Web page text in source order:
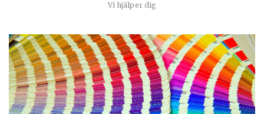
Vi hjälper dig